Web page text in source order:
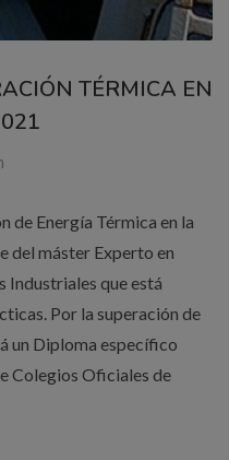
TÉRMICA EN
de Energía Térmica en la
del máster Experto en
Industriales que está
Por la superación de
un Diploma específico
Colegios Oficiales de